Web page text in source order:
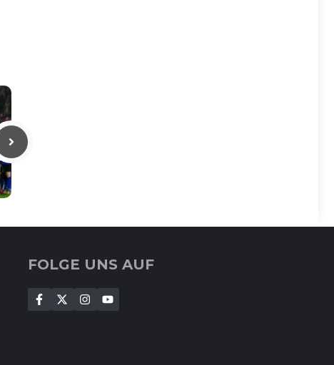
FOLGE UNS AUF